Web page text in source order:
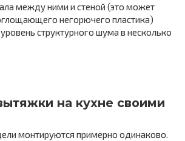
между ними и стеной (это может
негорючего пластика)
структурного шума в несколько
на кухне своими
монтируются примерно одинаково.